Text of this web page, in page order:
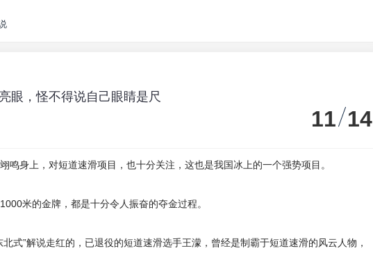
眼，怪不得说自己眼睛是尺
11 14
身上，对短道速滑项目，也十分关注，这也是我国冰上的一个强势项目。
米的金牌，都是十分令人振奋的夺金过程。
式”解说走红的，已退役的短道速滑选手王濛，曾经是制霸于短道速滑的风云人物，